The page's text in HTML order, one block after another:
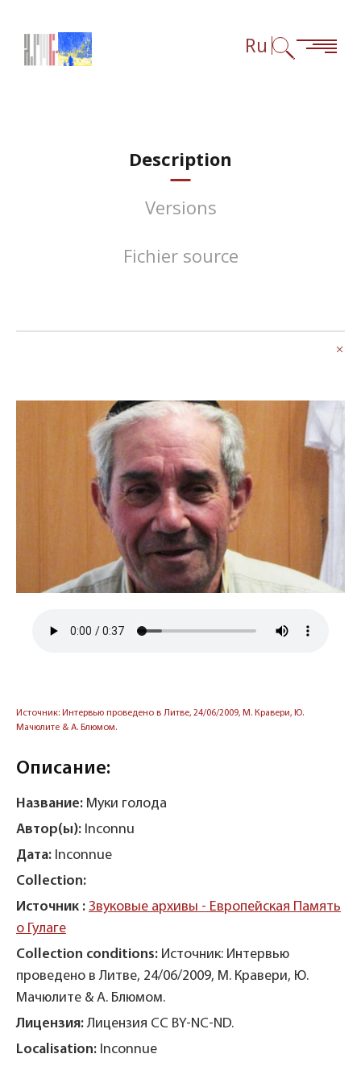
Ru
Description
Versions
Fichier source
Источник: Интервью проведено в Литве, 24/06/2009, М. Кравери, Ю.
Мачюлите & А. Блюмом.
Описание:
Название: Муки голода
Автор(ы): Inconnu
Дата: Inconnue
Collection:
Источник : Звуковые архивы - Европейская Память
о Гулаге
Collection conditions: Источник: Интервью
проведено в Литве, 24/06/2009, М. Кравери, Ю.
Мачюлите & А. Блюмом.
Лицензия: Лицензия CC BY-NC-ND.
Localisation: Inconnue